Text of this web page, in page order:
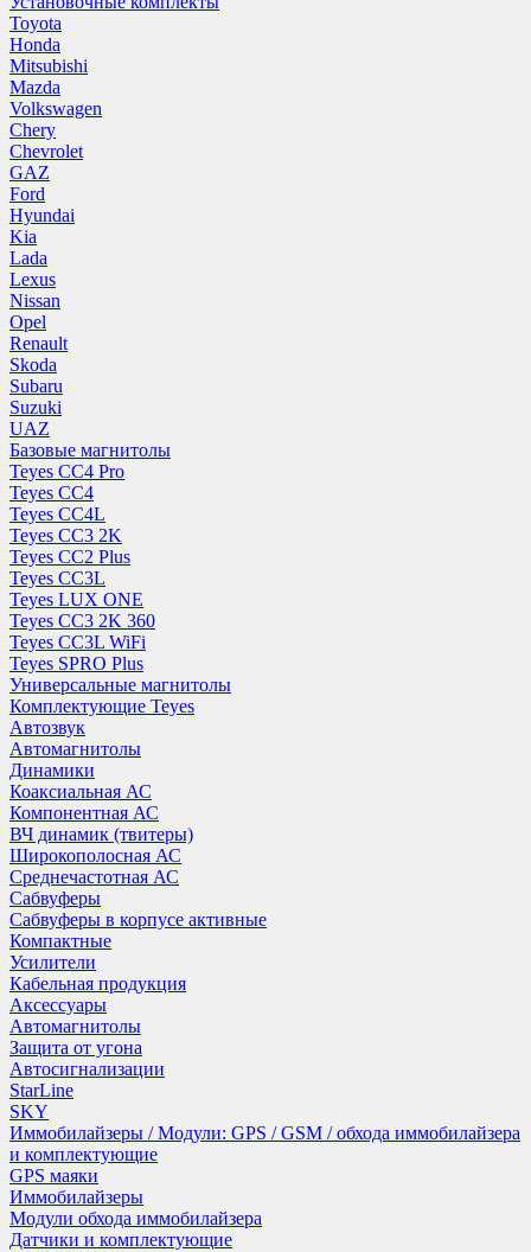
Toyota
Honda
Mitsubishi
Mazda
Volkswagen
Chery
Chevrolet
GAZ
Ford
Hyundai
Kia
Lada
Lexus
Nissan
Opel
Renault
Skoda
Subaru
Suzuki
UAZ
Базовые магнитолы
Teyes CC4 Pro
Teyes CC4
Teyes CC4L
Teyes CC3 2K
Teyes CC2 Plus
Teyes CC3L
Teyes LUX ONE
Teyes CC3 2K 360
Teyes CC3L WiFi
Teyes SPRO Plus
Универсальные магнитолы
Комплектующие Teyes
Автозвук
Автомагнитолы
Динамики
Коаксиальная АС
Компонентная АС
ВЧ динамик (твитеры)
Широкополосная АС
Среднечастотная АС
Сабвуферы
Сабвуферы в корпусе активные
Компактные
Усилители
Кабельная продукция
Аксессуары
Автомагнитолы
Защита от угона
Автосигнализации
StarLine
SKY
Иммобилайзеры / Модули: GPS / GSM / обхода иммобилайзера
и комплектующие
GPS маяки
Иммобилайзеры
Модули обхода иммобилайзера
Датчики и комплектующие